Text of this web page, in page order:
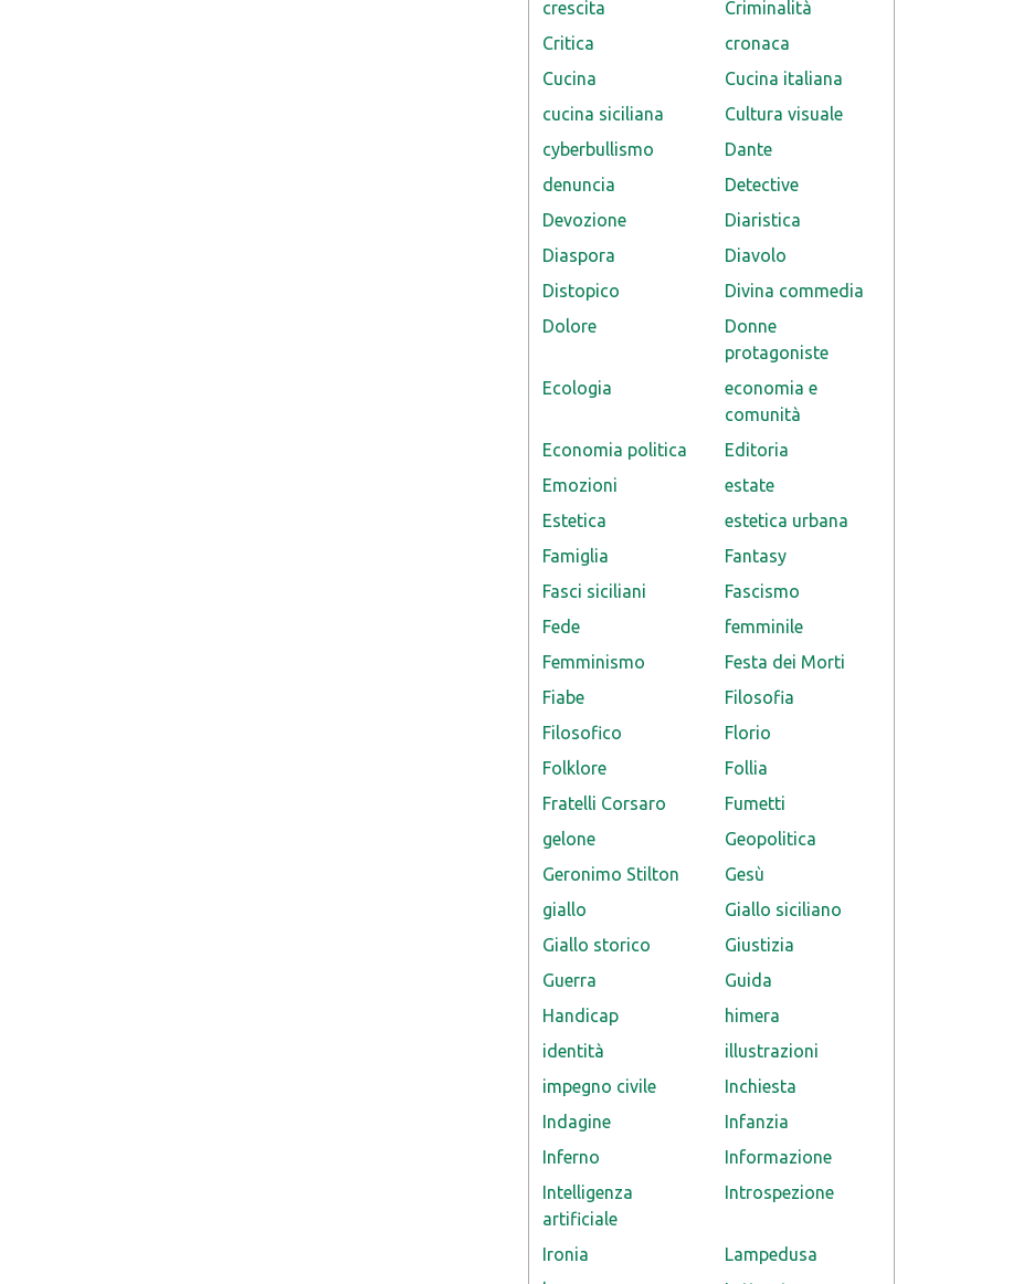
crescita
Criminalità
Critica
cronaca
Cucina
Cucina italiana
cucina siciliana
Cultura visuale
cyberbullismo
Dante
denuncia
Detective
Devozione
Diaristica
Diaspora
Diavolo
Distopico
Divina commedia
Dolore
Donne
protagoniste
Ecologia
economia e
comunità
Economia politica
Editoria
Emozioni
estate
Estetica
estetica urbana
Famiglia
Fantasy
Fasci siciliani
Fascismo
Fede
femminile
Femminismo
Festa dei Morti
Fiabe
Filosofia
Filosofico
Florio
Folklore
Follia
Fratelli Corsaro
Fumetti
gelone
Geopolitica
Geronimo Stilton
Gesù
giallo
Giallo siciliano
Giallo storico
Giustizia
Guerra
Guida
Handicap
himera
identità
illustrazioni
impegno civile
Inchiesta
Indagine
Infanzia
Inferno
Informazione
Intelligenza
artificiale
Introspezione
Ironia
Lampedusa